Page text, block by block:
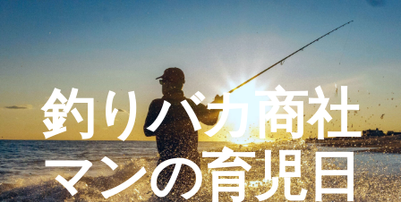
釣りバカ商社
マンの育児日